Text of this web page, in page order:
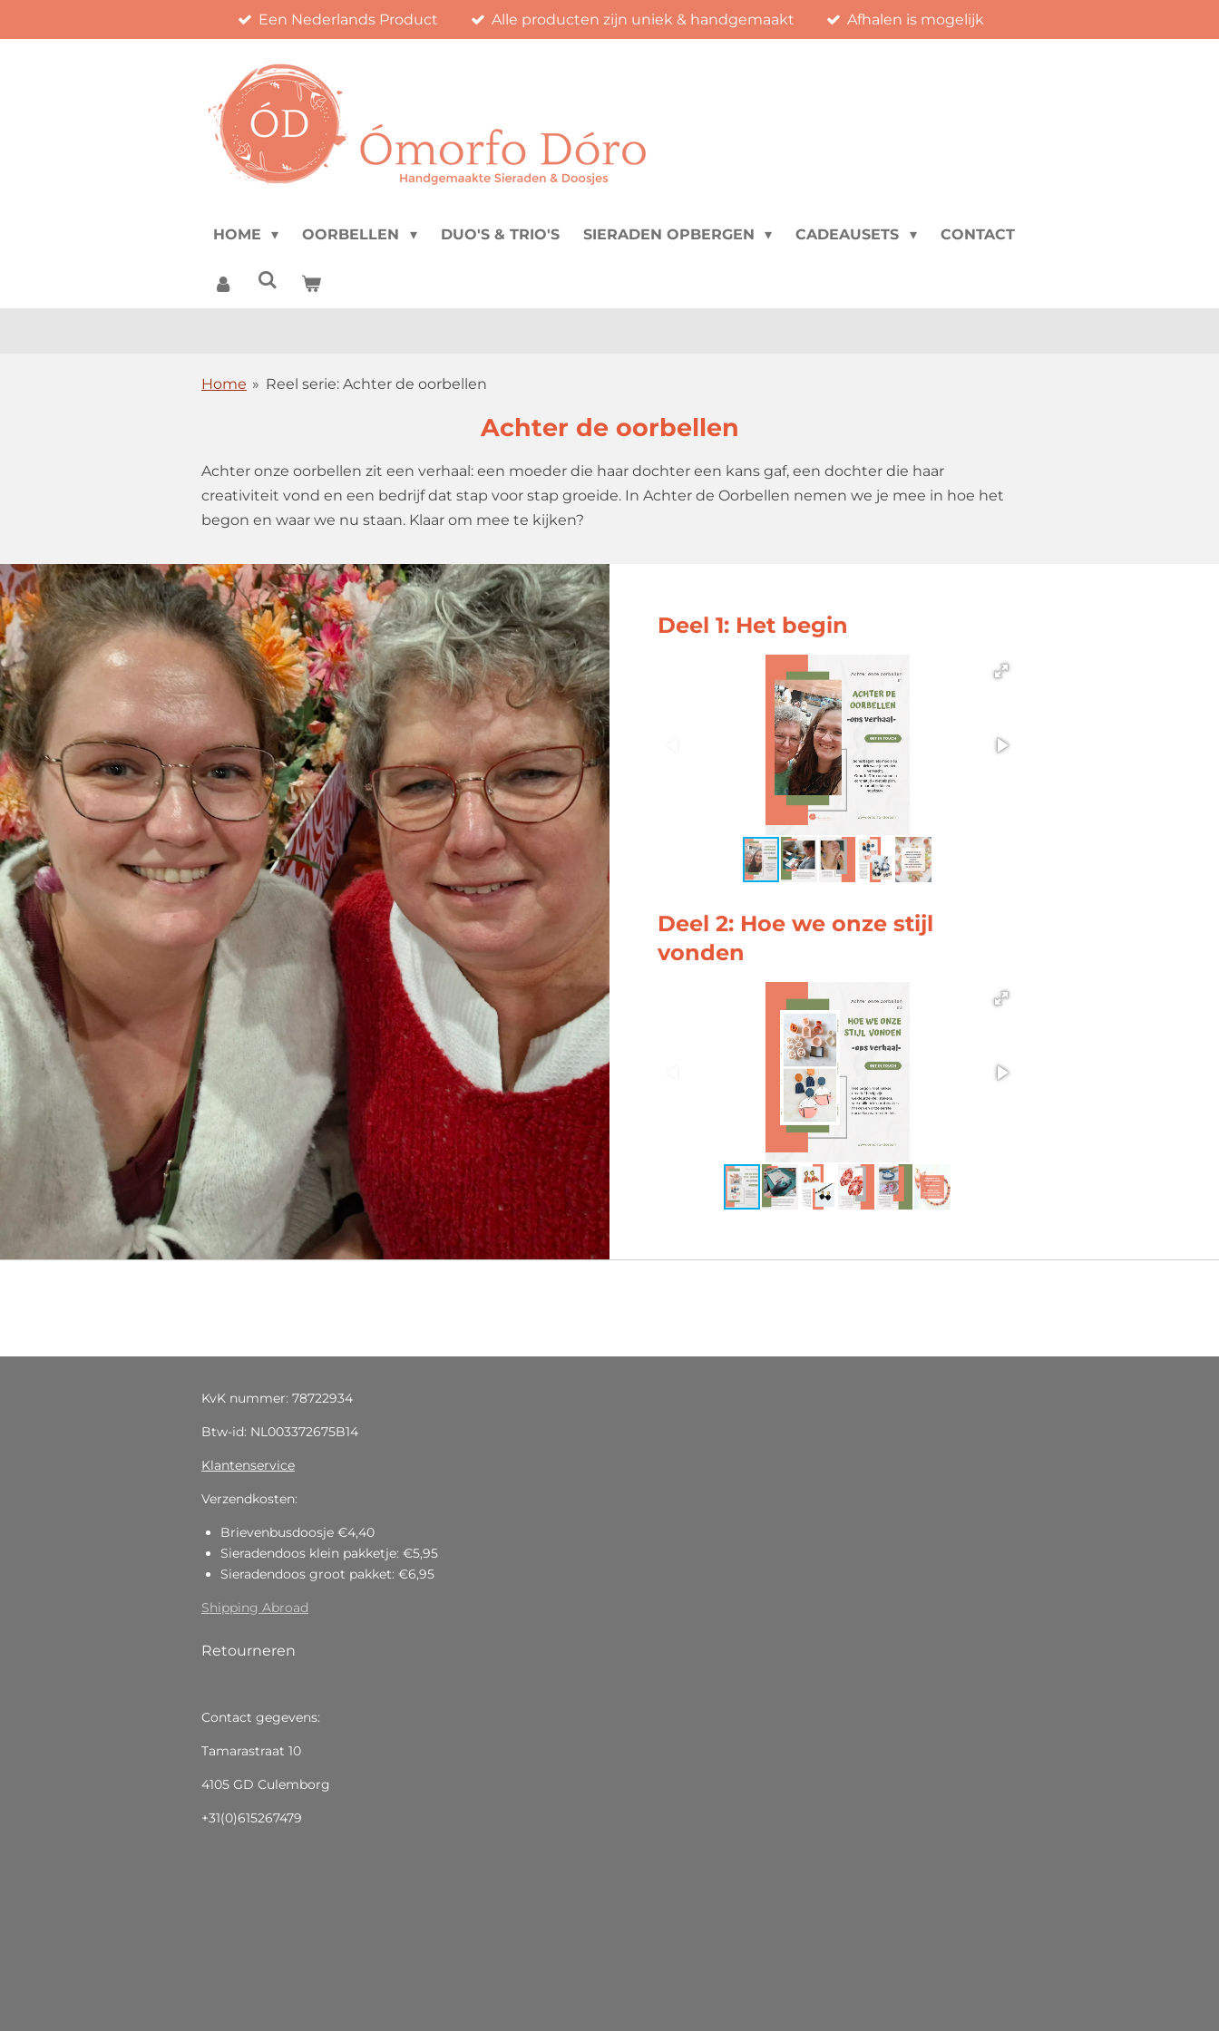
Een Nederlands Product Alle producten zijn uniek & handgemaakt Afhalen is mogelijk
HOME OORBELLEN DUO'S & TRIO'S SIERADEN OPBERGEN CADEAUSETS CONTACT
Home » Reel serie: Achter de oorbellen
Achter de oorbellen
Achter onze oorbellen zit een verhaal: een moeder die haar dochter een kans gaf, een dochter die haar
creativiteit vond en een bedrijf dat stap voor stap groeide. In Achter de Oorbellen nemen we je mee in hoe het
begon en waar we nu staan. Klaar om mee te kijken?
Deel 1: Het begin
Deel 2: Hoe we onze stijl
vonden
KvK nummer: 78722934
Btw-id: NL003372675B14
Klantenservice
Verzendkosten:
Brievenbusdoosje €4,40
Sieradendoos klein pakketje: €5,95
Sieradendoos groot pakket: €6,95
Shipping Abroad
Retourneren
Contact gegevens:
Tamarastraat 10
4105 GD Culemborg
+31(0)615267479